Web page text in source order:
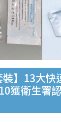
裝】13大
獲衛生署